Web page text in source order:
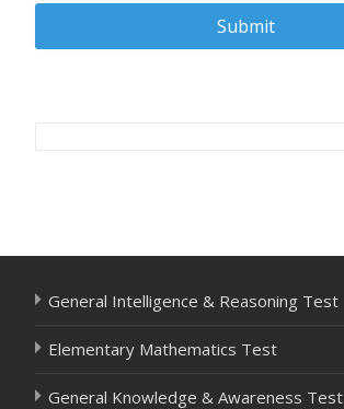
Post
General Intelligence & Reasoning Test
Elementary Mathematics Test
General Knowledge & Awareness Test